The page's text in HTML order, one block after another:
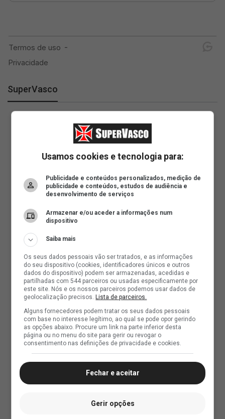
SuperVasco
Usamos cookies e tecnologia para:
Publicidade e conteúdos personalizados, medição de
publicidade e conteúdos, estudos de audiência e
desenvolvimento de serviços
Armazenar e/ou aceder a informações num
dispositivo
Saiba mais
Os seus dados pessoais vão ser tratados, e as informações
do seu dispositivo (cookies, identificadores únicos e outros
dados do dispositivo) podem ser armazenadas, acedidas e
partilhadas com 544 parceiros ou usadas especificamente por
este site. Nós e os nossos parceiros podemos usar dados de
geolocalização precisos. Lista de parceiros.
Alguns fornecedores podem tratar os seus dados pessoais
com base no interesse legítimo, ao qual se pode opor gerindo
as opções abaixo. Procure um link na parte inferior desta
página ou no menu do site para gerir ou revogar o
consentimento nas definições de privacidade e cookies.
Fechar e aceitar
Gerir opções